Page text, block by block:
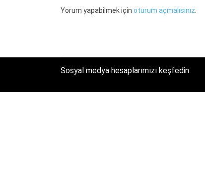
Yorum yapabilmek için oturum açmalısınız
Sosyal medya hesaplarımızı keşfedin